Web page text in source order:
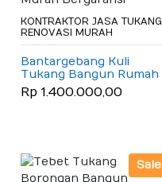
KONTRAKTOR JASA TUKANG
RENOVASI MURAH
Bantargebang Kuli
Tukang Bangun Rumah
Murah Bergaransi
Rp 1.400.000,00
Sale